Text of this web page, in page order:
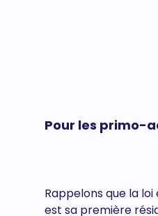
Pour les primo-
Rappelons que la
est sa première